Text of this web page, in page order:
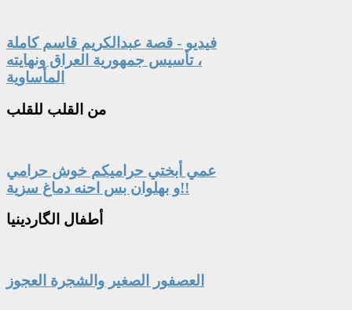
فيديو - قصة عبدالكريم قاسم كاملة
، تأسيس جمهورية العراق ونهايته
المأساوية
من القلب للقلب
عمي أبختي حراميكم خوش حرامي
و بهلوان بس احنه دماغ سزية!!
أطفال الگاردينيا
العصفور الصغير والشجرة العجوز